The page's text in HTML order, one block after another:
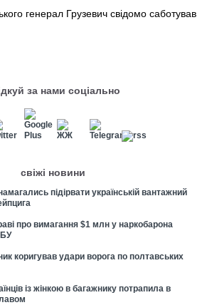
генерал Грузевич свідомо саботував
за нами соціально
свіжі новини
підірвати українській вантажний
про вимагання $1 млн у наркобарона
коригував удари ворога по полтавських
із жінкою в багажнику потрапила в